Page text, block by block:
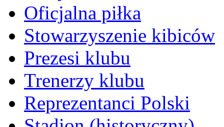
Oficjalna piłka
Stowarzyszenie kibiców
Prezesi klubu
Trenerzy klubu
Reprezentanci Polski